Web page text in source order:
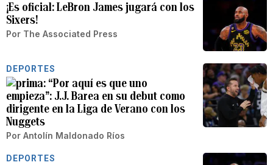
¡Es oficial: LeBron James jugará con los
Sixers!
Por The Associated Press
DEPORTES
“Por aquí es que uno
empieza”: J.J. Barea en su debut como
dirigente en la Liga de Verano con los
Nuggets
Por Antolín Maldonado Ríos
DEPORTES